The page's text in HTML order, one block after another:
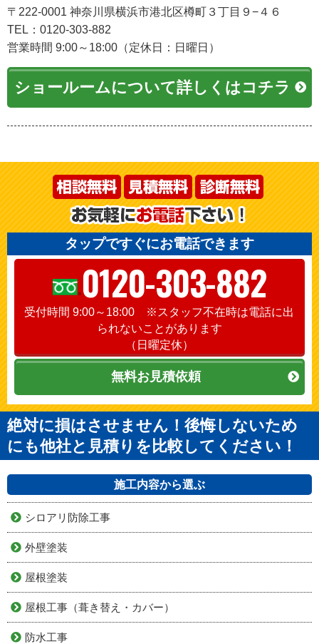
〒222-0001 神奈川県横浜市港北区樽町３丁目９−４６
TEL：0120-303-882
営業時間 9:00～18:00（定休日：日曜日）
ショールームについて詳しくはコチラ
タップですぐにお電話できます
0120-303-882
受付時間 9:00～18:00 ※スタッフ不在時は電話に出
られないことがあります
（日曜定休）
無料お見積依頼
絶対に損はさせません！後悔しないため
にも他社と見積りを比較してください！
施工内容から選ぶ
シロアリ防除工事
外壁塗装
屋根塗装
屋根工事（葺き替え・カバー）
防水工事